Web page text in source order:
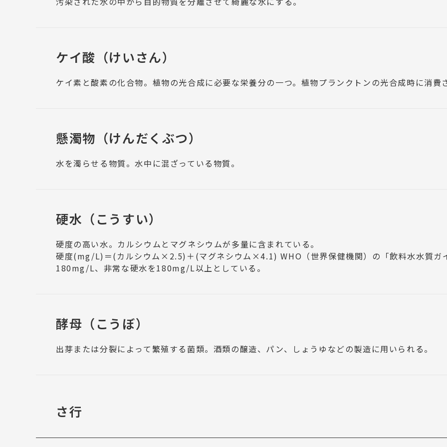
ケイ酸 （けいさん）
ケイ素と酸素の化合物。植物の光合成に必要な栄養分の一つ。植物プランクトンの光合成時に消費
懸濁物 （けんだくぶつ）
水を濁らせる物質。水中に混ざっている物質。
硬水 （こうすい）
硬度の高い水。カルシウムとマグネシウムが多量に含まれている。
硬度(mg/L)＝(カルシウム×2.5)＋(マグネシウム×4.1) WHO（世界保健機関）の「飲料水水質ガ
180mg/L、非常な硬水を180mg/L以上としている。
酵母 （こうぼ）
出芽または分裂によって繁殖する菌類。酒類の醸造、パン、しょうゆなどの製造に用いられる。
さ行